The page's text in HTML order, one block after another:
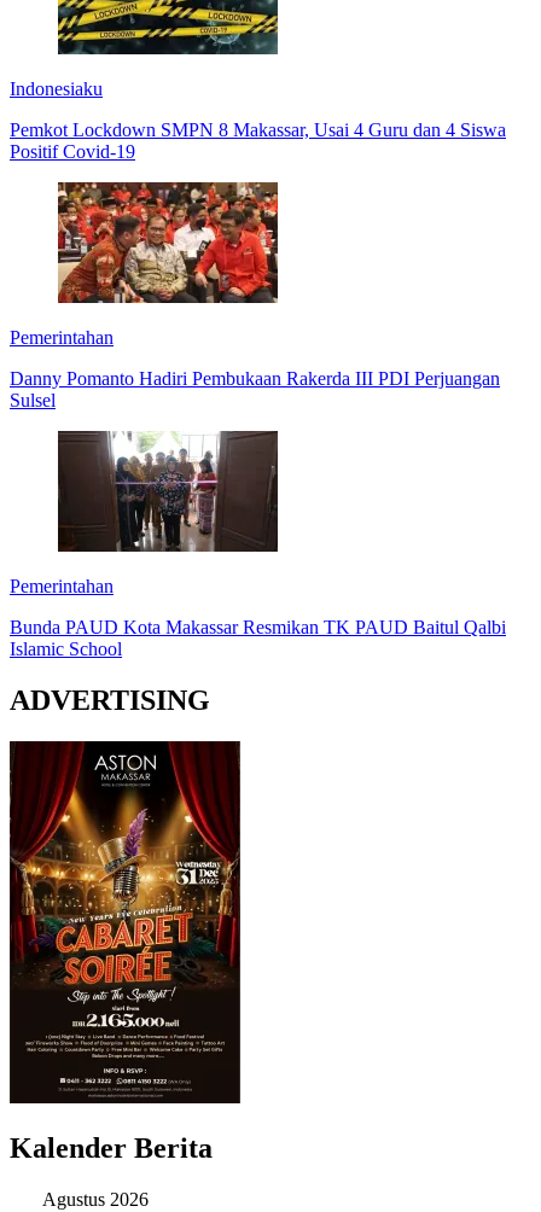
Indonesiaku
Pemkot Lockdown SMPN 8 Makassar, Usai 4 Guru dan 4 Siswa
Positif Covid-19
Pemerintahan
Danny Pomanto Hadiri Pembukaan Rakerda III PDI Perjuangan
Sulsel
Pemerintahan
Bunda PAUD Kota Makassar Resmikan TK PAUD Baitul Qalbi
Islamic School
ADVERTISING
Kalender Berita
Agustus 2026